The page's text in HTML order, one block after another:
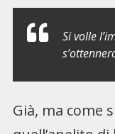
Si volle
Già, ma come